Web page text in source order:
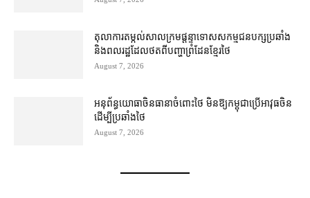
តុលាការ​តម្កល់​សាលក្រម​ផ្ដន្ទាទោស​សកម្មជន​បក្ស​ប្រឆាំង​
និង​ពលរដ្ឋ​ដែល​ថត​ពី​បញ្ហា​ព្រំដែន​ខ្មែរ​ថៃ
August 7, 2026
អនុព័ន្ធយោធា​ចិន​ធានា​ចំពោះ​ថៃ មិន​ឱ្យ​កម្ពុជា​ប្រើ​អាវុធ​ចិន​
ដើម្បី​ប្រឆាំង​ថៃ ​
August 7, 2026